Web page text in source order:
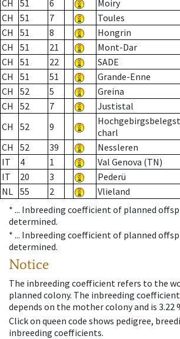
CH 51 6 Moiry
CH
51 7 Toules
CH
51 8 Hongrin
CH
51 21 Mont-Dar
CH
51 22 SADE
CH
51 51 Grande-Enne
CH
52 5 Greina
CH
52 7 Justistal
CH
52 9
charl
CH
52 39 Nessleren
IT
4 1 Val Genova (TN)
IT
20 3 Pederü
NL 55 2 Vlieland
* ... Inbreeding coefficient of planned
determined.
* ... Inbreeding coefficient of planned
determined.
Notice
The inbreeding coefficient refers to the
planned colony. The inbreeding
depends on the mother colony and is 3.22
Click on queen code shows pedigree,
inbreeding coefficients.